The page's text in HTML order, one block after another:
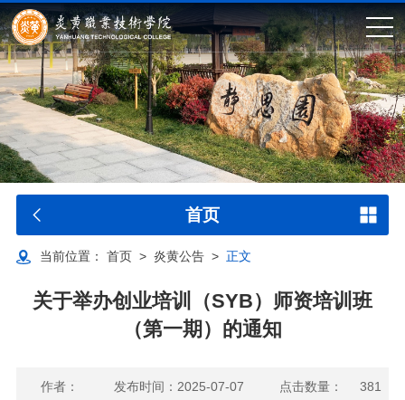
首页
当前位置： 首页> 炎黄公告> 正文
关于举办创业培训（SYB）师资培训班
（第一期）的通知
作者： 发布时间：2025-07-07 点击数量： 381